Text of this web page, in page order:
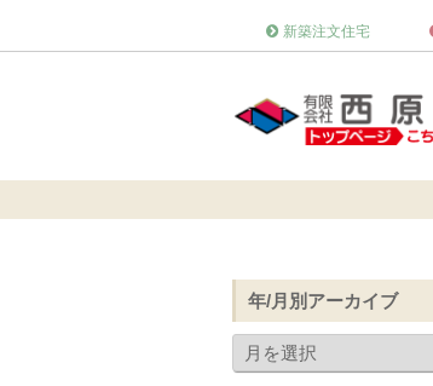
新築注文住宅
年/月別アーカイブ